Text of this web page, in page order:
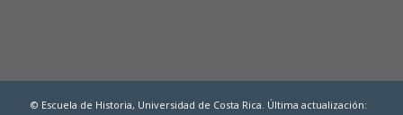
© Escuela de Historia, Universidad de Costa Rica. Última actualización: